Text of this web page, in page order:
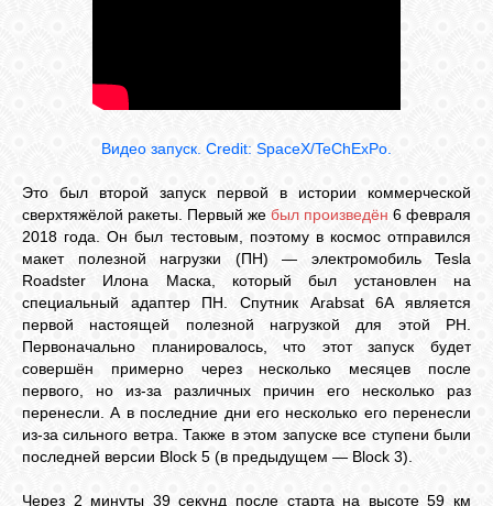
Видео запуск. Credit: SpaceX/TeChExPo.
Это был второй запуск первой в истории коммерческой
сверхтяжёлой ракеты. Первый же был произведён 6 февраля
2018 года. Он был тестовым, поэтому в космос отправился
макет полезной нагрузки (ПН) — электромобиль Tesla
Roadster Илона Маска, который был установлен на
специальный адаптер ПН. Спутник Arabsat 6A является
первой настоящей полезной нагрузкой для этой РН.
Первоначально планировалось, что этот запуск будет
совершён примерно через несколько месяцев после
первого, но из-за различных причин его несколько раз
перенесли. А в последние дни его несколько его перенесли
из-за сильного ветра. Также в этом запуске все ступени были
последней версии Block 5 (в предыдущем — Block 3).
Через 2 минуты 39 секунд после старта на высоте 59 км